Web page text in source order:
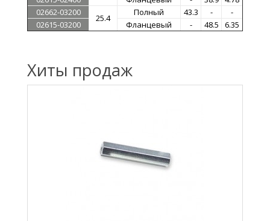
02662-03200
25.4
Полный 43.3 -
-
02615-03200
Фланцевый - 48.5 6.35
Хиты продаж